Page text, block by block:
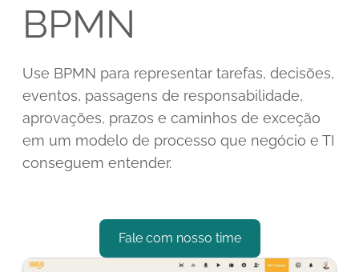
BPMN
Use BPMN para representar tarefas, decisões,
eventos, passagens de responsabilidade,
aprovações, prazos e caminhos de exceção
em um modelo de processo que negócio e TI
conseguem entender.
Fale com nosso time